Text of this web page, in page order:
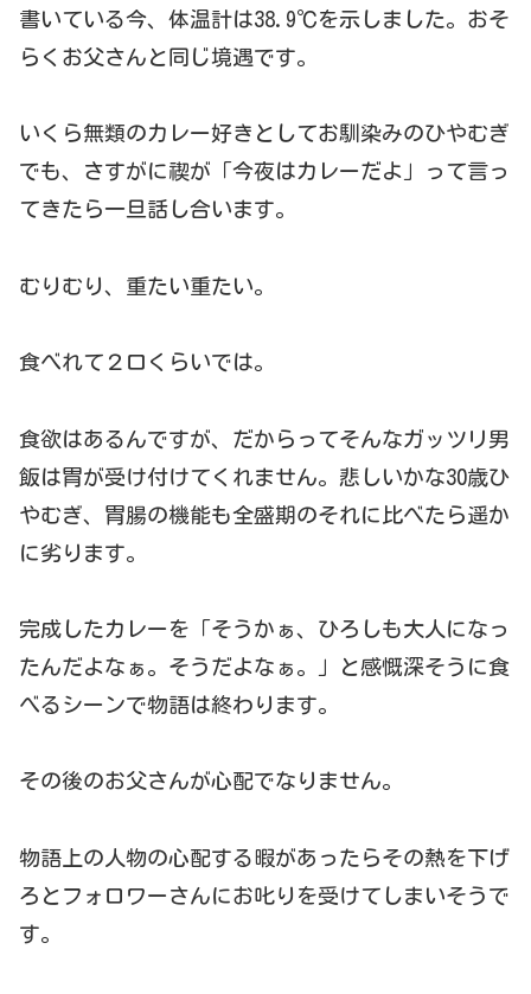
書いている今、体温計は38.9℃を示しました。おそ
らくお父さんと同じ境遇です。
いくら無類のカレー好きとしてお馴染みのひやむぎ
でも、さすがに禊が「今夜はカレーだよ」って言っ
てきたら一旦話し合います。
むりむり、重たい重たい。
食べれて２口くらいでは。
食欲はあるんですが、だからってそんなガッツリ男
飯は胃が受け付けてくれません。悲しいかな30歳ひ
やむぎ、胃腸の機能も全盛期のそれに比べたら遥か
に劣ります。
完成したカレーを「そうかぁ、ひろしも大人になっ
たんだよなぁ。そうだよなぁ。」と感慨深そうに食
べるシーンで物語は終わります。
その後のお父さんが心配でなりません。
物語上の人物の心配する暇があったらその熱を下げ
ろとフォロワーさんにお叱りを受けてしまいそうで
す。